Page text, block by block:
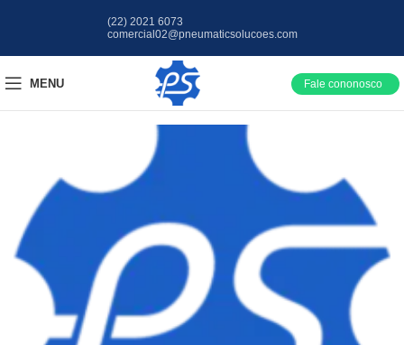
(22) 2021 6073
comercial02@pneumaticsolucoes.com
MENU Fale cononosco